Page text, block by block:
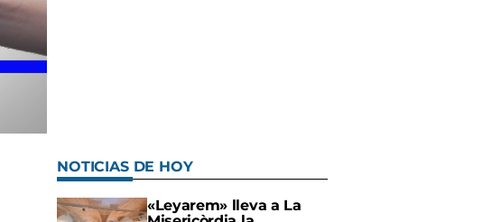
NOTICIAS DE HOY
«Leyarem» lleva a La